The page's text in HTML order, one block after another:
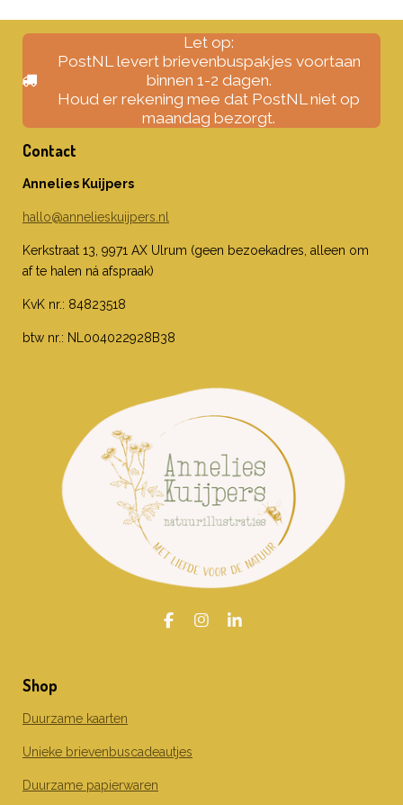
Let op:
PostNL levert brievenbuspakjes voortaan
binnen 1-2 dagen.
Houd er rekening mee dat PostNL niet op
maandag bezorgt.
Contact
Annelies Kuijpers
hallo@annelieskuijpers.nl
Kerkstraat 13, 9971 AX Ulrum (geen bezoekadres, alleen om
af te halen ná afspraak)
KvK nr.: 84823518
btw nr.: NL004022928B38
F
I
L
Shop
Duurzame kaarten
Unieke brievenbuscadeautjes
Duurzame papierwaren